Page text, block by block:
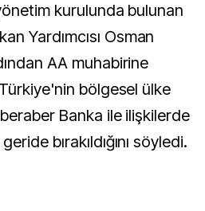
kurulunda bulunan
Yardımcısı Osman
AA muhabirine
Türkiye'nin bölgesel ülke
Banka ile ilişkilerde
bırakıldığını söyledi.